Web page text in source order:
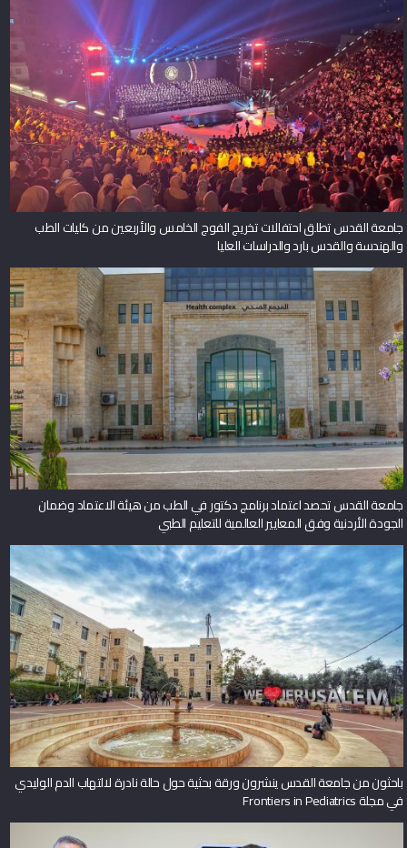
جامعة القدس تطلق احتفالات تخريج الفوج الخامس والأربعين من كليات الطب
والهندسة والقدس بارد والدراسات العليا
جامعة القدس تحصد اعتماد برنامج دكتور في الطب من هيئة الاعتماد وضمان
الجودة الأردنية وفق المعايير العالمية للتعليم الطبي
باحثون من جامعة القدس ينشرون ورقة بحثية حول حالة نادرة لالتهاب الدم الوليدي
في مجلة Frontiers in Pediatrics